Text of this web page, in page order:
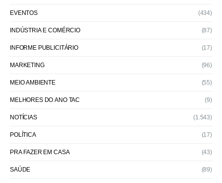
EVENTOS (434)
INDÚSTRIA E COMÉRCIO (87)
INFORME PUBLICITÁRIO (17)
MARKETING (96)
MEIO AMBIENTE (55)
MELHORES DO ANO TAC (9)
NOTÍCIAS (1.543)
POLÍTICA (17)
PRA FAZER EM CASA (43)
SAÚDE (89)